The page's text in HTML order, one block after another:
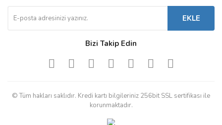
EKLE
Bizi Takip Edin
© Tüm hakları saklıdır. Kredi kartı bilgileriniz 256bit SSL sertifikası ile
korunmaktadır.